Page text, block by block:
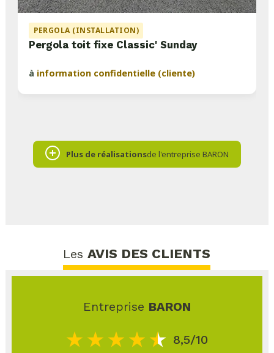
PERGOLA (INSTALLATION)
Pergola toit fixe Classic' Sunday
à information confidentielle (cliente)
Plus de réalisationsde l'entreprise BARON
LesAVIS DES CLIENTS
Entreprise BARON
8,5/10